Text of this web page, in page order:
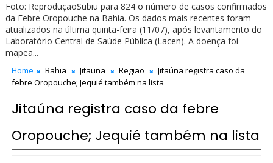
Foto: ReproduçãoSubiu para 824 o número de casos confirmados
da Febre Oropouche na Bahia. Os dados mais recentes foram
atualizados na última quinta-feira (11/07), após levantamento do
Laboratório Central de Saúde Pública (Lacen). A doença foi
mapea...
Home Bahia Jitauna Região
Jitaúna registra caso da
febre Oropouche; Jequié também na lista
Jitaúna registra caso da febre
Oropouche; Jequié também na lista